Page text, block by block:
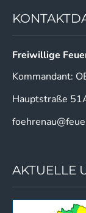
Freiwillige
Kommandant:
Hauptstraße
AKTUELLE